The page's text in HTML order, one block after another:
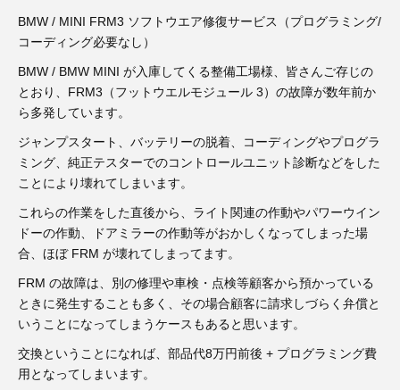
ホイールロック取り外しツール（6）
3D プリンターペン（8）
ライト関連（6）
BMW / MINI FRM3 ソフトウエア修復サービス（プログラミング/
コーディング必要なし）
BMW / BMW MINI が入庫してくる整備工場様、皆さんご存じの
とおり、FRM3（フットウエルモジュール 3）の故障が数年前か
ら多発しています。
ジャンプスタート、バッテリーの脱着、コーディングやプログラ
ミング、純正テスターでのコントロールユニット診断などをした
ことにより壊れてしまいます。
これらの作業をした直後から、ライト関連の作動やパワーウイン
ドーの作動、ドアミラーの作動等がおかしくなってしまった場
合、ほぼ FRM が壊れてしまってます。
FRM の故障は、別の修理や車検・点検等顧客から預かっている
ときに発生することも多く、その場合顧客に請求しづらく弁償と
いうことになってしまうケースもあると思います。
交換ということになれば、部品代8万円前後 + プログラミング費
用となってしまいます。